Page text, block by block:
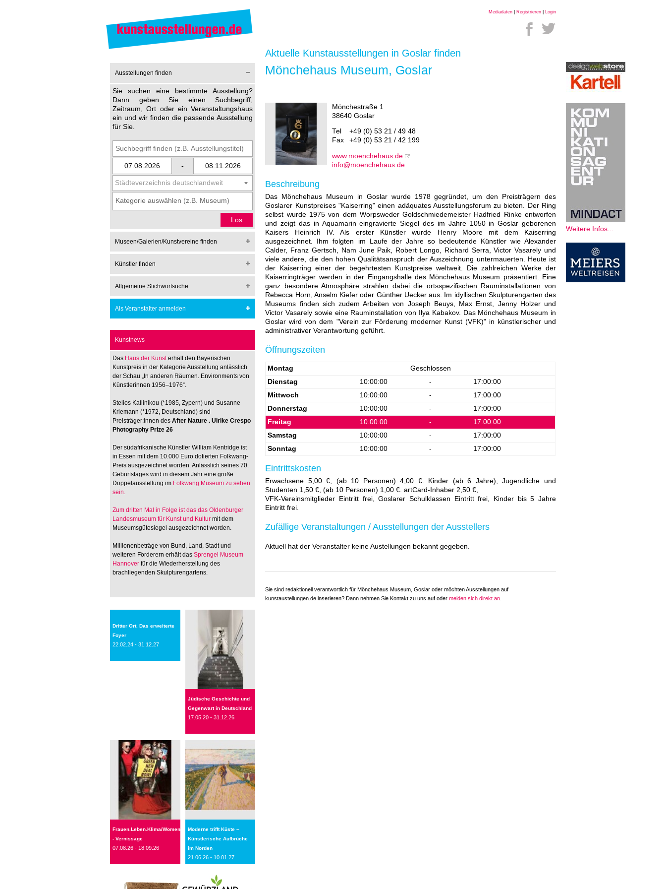
Weitere Infos...
Mediadaten| Registrieren| Login
Aktuelle Kunstausstellungen in Goslar finden
Ausstellungen finden
Sie suchen eine bestimmte Ausstellung?
Dann geben Sie einen Suchbegriff,
Zeitraum, Ort oder ein Veranstaltungshaus
ein und wir finden die passende Ausstellung
für Sie.
-
Städteverzeichnis deutschlandweit
Museen/Galerien/Kunstvereine finden
Künstler finden
Allgemeine Stichwortsuche
Als Veranstalter anmelden
Kunstnews
Das Haus der Kunsterhält den Bayerischen
Kunstpreis in der Kategorie Ausstellung anlässlich
der Schau „In anderen Räumen. Environments von
Künstlerinnen 1956–1976“.
Stelios Kallinikou (*1985, Zypern) und Susanne
Kriemann (*1972, Deutschland) sind
Preisträger:innen des After Nature . Ulrike Crespo
Photography Prize 26
Der südafrikanische Künstler William Kentridge ist
in Essen mit dem 10.000 Euro dotierten Folkwang-
Preis ausgezeichnet worden. Anlässlich seines 70.
Geburtstages wird in diesem Jahr eine große
Doppelausstellung im Folkwang Museum zu sehen
sein.
Zum dritten Mal in Folge ist das das Oldenburger
Landesmuseum für Kunst und Kultur mit dem
Museumsgütesiegel ausgezeichnet worden.
Millionenbeträge von Bund, Land, Stadt und
weiteren Förderern erhält das Sprengel Museum
Hannover für die Wiederherstellung des
brachliegenden Skulpturengartens.
Dritter Ort. Das erweiterte
Foyer
22.02.24 - 31.12.27
Jüdische Geschichte und
Gegenwart in Deutschland
17.05.20 - 31.12.26
Frauen.Leben.Klima/Women.Life.Climate
- Vernissage
07.08.26 - 18.09.26
Moderne trifft Küste –
Künstlerische Aufbrüche
im Norden
21.06.26 - 10.01.27
Mönchehaus Museum, Goslar
Mönchestraße 1
38640 Goslar
Tel
+49 (0) 53 21 / 49 48
Fax
+49 (0) 53 21 / 42 199
www.moenchehaus.de
info@moenchehaus.de
Beschreibung
Das Mönchehaus Museum in Goslar wurde 1978 gegründet, um den Preisträgern des
Goslarer Kunstpreises "Kaiserring" einen adäquates Ausstellungsforum zu bieten. Der Ring
selbst wurde 1975 von dem Worpsweder Goldschmiedemeister Hadfried Rinke entworfen
und zeigt das in Aquamarin eingravierte Siegel des im Jahre 1050 in Goslar geborenen
Kaisers Heinrich IV. Als erster Künstler wurde Henry Moore mit dem Kaiserring
ausgezeichnet. Ihm folgten im Laufe der Jahre so bedeutende Künstler wie Alexander
Calder, Franz Gertsch, Nam June Paik, Robert Longo, Richard Serra, Victor Vasarely und
viele andere, die den hohen Qualitätsanspruch der Auszeichnung untermauerten. Heute ist
der Kaiserring einer der begehrtesten Kunstpreise weltweit. Die zahlreichen Werke der
Kaiserringträger werden in der Eingangshalle des Mönchehaus Museum präsentiert. Eine
ganz besondere Atmosphäre strahlen dabei die ortsspezifischen Rauminstallationen von
Rebecca Horn, Anselm Kiefer oder Günther Uecker aus. Im idyllischen Skulpturengarten des
Museums finden sich zudem Arbeiten von Joseph Beuys, Max Ernst, Jenny Holzer und
Victor Vasarely sowie eine Rauminstallation von Ilya Kabakov. Das Mönchehaus Museum in
Goslar wird von dem "Verein zur Förderung moderner Kunst (VFK)" in künstlerischer und
administrativer Verantwortung geführt.
Öffnungszeiten
Montag
Geschlossen
Dienstag
10:00:00 -
17:00:00
Mittwoch
10:00:00 -
17:00:00
Donnerstag
10:00:00 -
17:00:00
Freitag
10:00:00 -
17:00:00
Samstag
10:00:00 -
17:00:00
Sonntag
10:00:00 - 17:00:00
Eintrittskosten
Erwachsene 5,00 €, (ab 10 Personen) 4,00 €. Kinder (ab 6 Jahre), Jugendliche und
Studenten 1,50 €, (ab 10 Personen) 1,00 €. artCard-Inhaber 2,50 €,
VFK-Vereinsmitglieder Eintritt frei, Goslarer Schulklassen Eintritt frei, Kinder bis 5 Jahre
Eintritt frei.
Zufällige Veranstaltungen / Ausstellungen der Ausstellers
Aktuell hat der Veranstalter keine Austellungen bekannt gegeben.
Sie sind redaktionell verantwortlich für Mönchehaus Museum, Goslar oder möchten Ausstellungen auf
kunstaustellungen.de inserieren? Dann nehmen Sie Kontakt zu uns auf odermelden sich direkt an